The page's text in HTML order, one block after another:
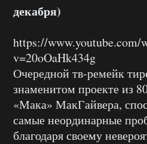
декабря)
https://www.youtube.com/
v=20oOaHk434g
Очередной тв-ремейк
знаменитом проекте из
«Мака» МакГайвера,
самые неординарные
благодаря своему